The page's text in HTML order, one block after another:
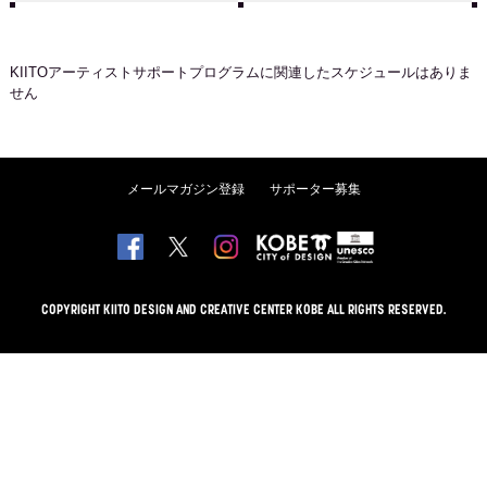
KIITOアーティストサポートプログラムに関連したスケジュールはありま
せん
メールマガジン登録 サポーター募集
COPYRIGHT KIITO DESIGN AND CREATIVE CENTER KOBE ALL RIGHTS RESERVED.